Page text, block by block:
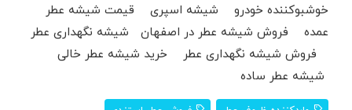
خوشبوکننده خودرو شیشه اسپری قیمت شیشه عطر
عمده فروش شیشه عطر در اصفهان شیشه نگهداری عطر
فروش شیشه نگهداری عطر خرید شیشه عطر خالی
شیشه عطر ساده